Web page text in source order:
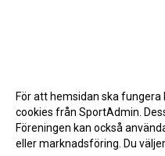
För att hemsidan ska
cookies från SportAdmin.
Föreningen kan också
eller marknadsföring. Du